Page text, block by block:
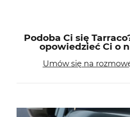
Podoba Ci się
opowiedzieć Ci o
Umów się na